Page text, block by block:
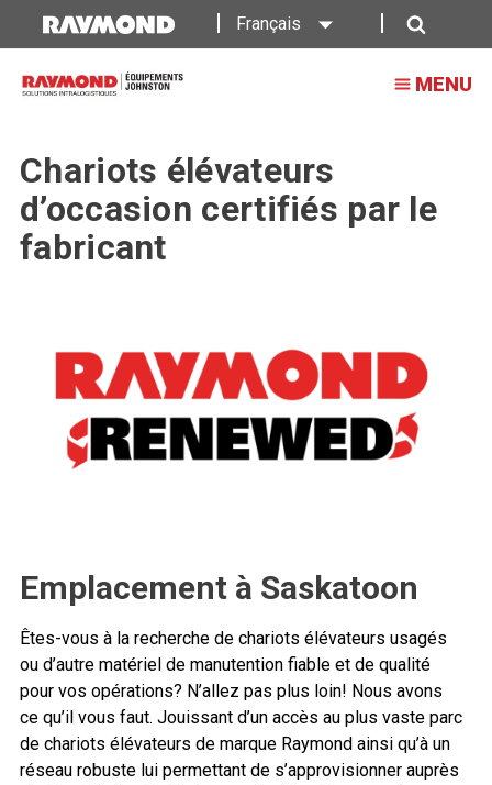
Français
MENU
Chariots élévateurs
d’occasion certifiés par le
fabricant
Emplacement à Saskatoon
Êtes-vous à la recherche de chariots élévateurs usagés
ou d’autre matériel de manutention fiable et de qualité
pour vos opérations? N’allez pas plus loin! Nous avons
ce qu’il vous faut. Jouissant d’un accès au plus vaste parc
de chariots élévateurs de marque Raymond ainsi qu’à un
réseau robuste lui permettant de s’approvisionner auprès